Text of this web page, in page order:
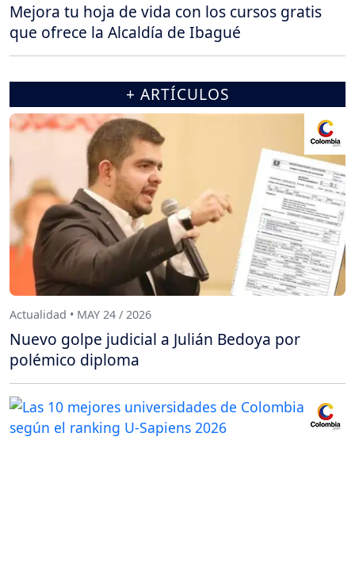
Mejora tu hoja de vida con los cursos gratis
que ofrece la Alcaldía de Ibagué
+ ARTÍCULOS
Actualidad • MAY 24 / 2026
Nuevo golpe judicial a Julián Bedoya por
polémico diploma